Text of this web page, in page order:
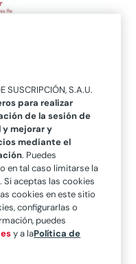
SUSCRIPCIÓN, S.A.U.
para realizar
de la sesión de
mejorar y
mediante el
. Puedes
en tal caso limitarse la
Si aceptas las cookies
cookies en este sitio
configurarlas o
puedes
y a laPolítica de